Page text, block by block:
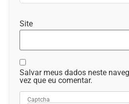
Site
Salvar meus dados neste
vez que eu comentar.
Captcha